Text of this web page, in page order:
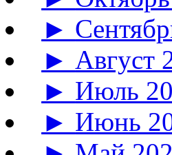
►
► Август
► Июль
► Июнь